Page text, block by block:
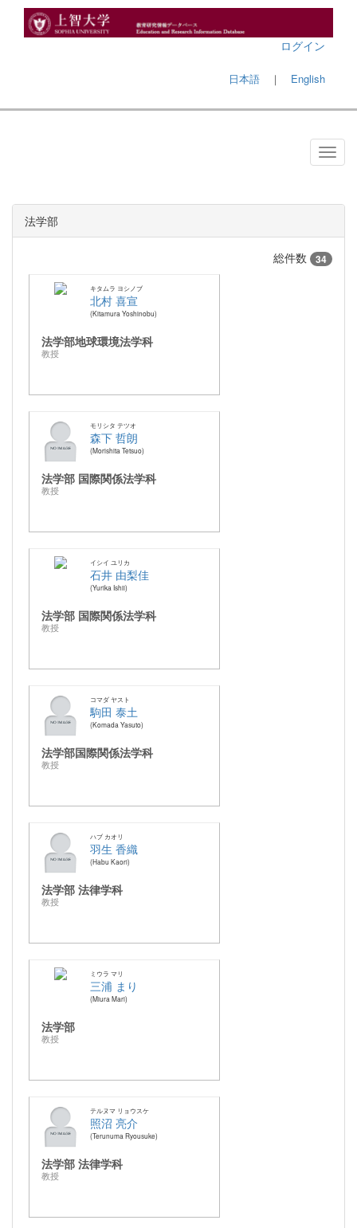
ログイン
日本語 ｜ English
法学部
総件数 34
キタムラ ヨシノブ
北村 喜宣
Kitamura Yoshinobu
法学部地球環境法学科
教授
モリシタ テツオ
森下 哲朗
Morishita Tetsuo
法学部 国際関係法学科
教授
イシイ ユリカ
石井 由梨佳
Yurika Ishii
法学部 国際関係法学科
教授
コマダ ヤスト
駒田 泰土
Komada Yasuto
法学部国際関係法学科
教授
ハブ カオリ
羽生 香織
Habu Kaori
法学部 法律学科
教授
ミウラ マリ
三浦 まり
Miura Mari
法学部
教授
テルヌマ リョウスケ
照沼 亮介
Terunuma Ryousuke
法学部 法律学科
教授